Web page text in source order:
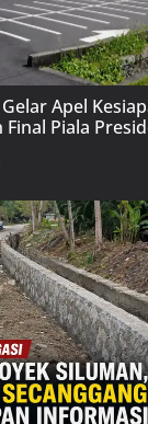
Apel
Final Piala